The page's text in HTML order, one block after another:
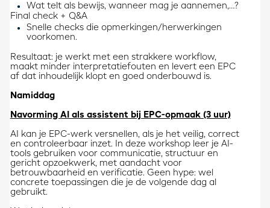
Wat telt als bewijs, wanneer mag je aannemen,…?
Final check + Q&A
Snelle checks die opmerkingen/herwerkingen
voorkomen.
Resultaat: je werkt met een strakkere workflow,
maakt minder interpretatiefouten en levert een EPC
af dat inhoudelijk klopt en goed onderbouwd is.
Namiddag
Navorming AI als assistent bij EPC-opmaak (3 uur)
AI kan je EPC-werk versnellen, als je het veilig, correct
en controleerbaar inzet. In deze workshop leer je AI-
tools gebruiken voor communicatie, structuur en
gericht opzoekwerk, met aandacht voor
betrouwbaarheid en verificatie. Geen hype: wel
concrete toepassingen die je de volgende dag al
gebruikt.